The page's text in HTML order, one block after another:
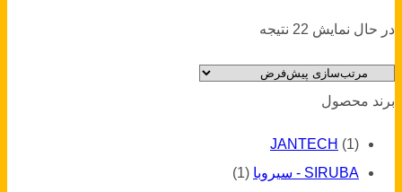
در حال نمایش 22 نتیجه
برند محصول
JANTECH (1)
SIRUBA - سیروبا
(1)